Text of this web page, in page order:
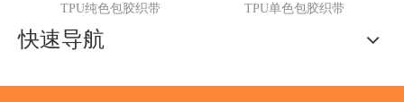
TPU纯色包胶织带 TPU单色包胶织带
快速导航